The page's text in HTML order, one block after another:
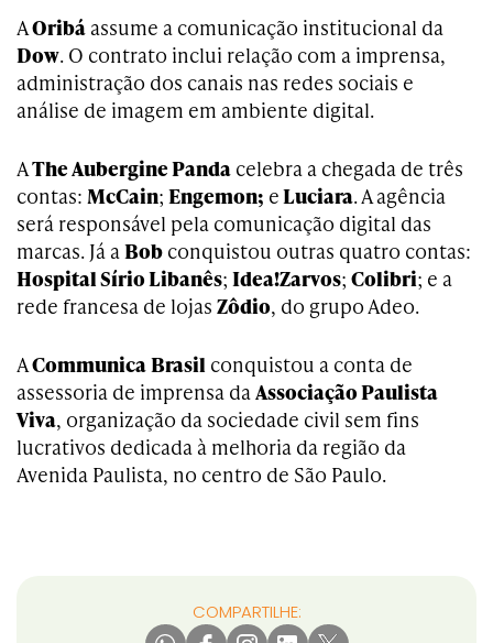
AOribá assume a comunicação institucional da
Dow. O contrato inclui relação com a imprensa,
administração dos canais nas redes sociais e
análise de imagem em ambiente digital.
AThe Aubergine Panda celebra a chegada de três
contas: McCain; Engemon; eLuciara. A agência
será responsável pela comunicação digital das
marcas. Já aBob conquistou outras quatro contas:
Hospital Sírio Libanês; Idea!Zarvos; Colibri; e a
rede francesa de lojas Zôdio, do grupo Adeo.
ACommunicaBrasil conquistou a conta de
assessoria de imprensa daAssociação Paulista
Viva, organização da sociedade civil sem fins
lucrativos dedicada à melhoria da região da
Avenida Paulista, no centro de São Paulo.
COMPARTILHE: